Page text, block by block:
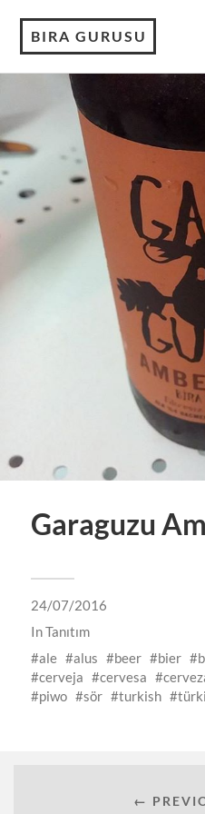
BIRA GURUSU
Garaguzu
24/07/2016
InTanıtım
ale
alus beer bier
cerveja
cervesa
piwo
sör turkish
←